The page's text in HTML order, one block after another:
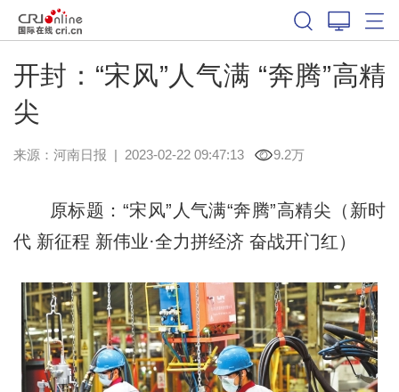
开封：“宋风”人气满 “奔腾”高精
尖
来源： 河南日报 | 2023-02-22 09:47:13 9.2万
原标题：“宋风”人气满“奔腾”高精尖（新时
代 新征程 新伟业·全力拼经济 奋战开门红）